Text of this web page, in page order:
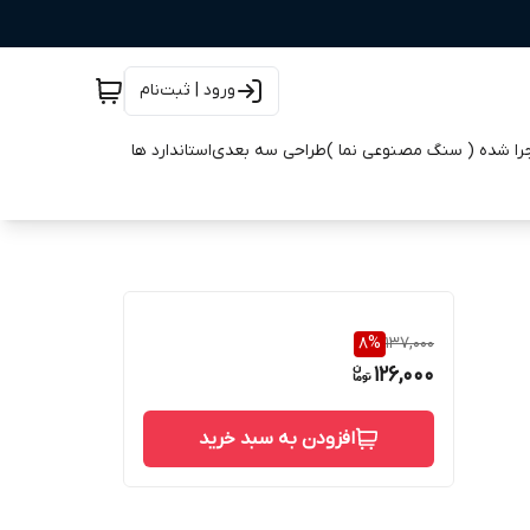
ورود | ثبت‌نام
شده ( سنگ مصنوعی نما )طراحی سه بعدیاستاندارد ها
137,000
8%
126,000
افزودن به سبد خرید